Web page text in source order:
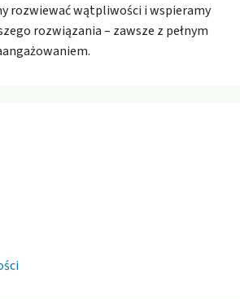
rozwiewać wątpliwości i wspieramy
rozwiązania – zawsze z pełnym